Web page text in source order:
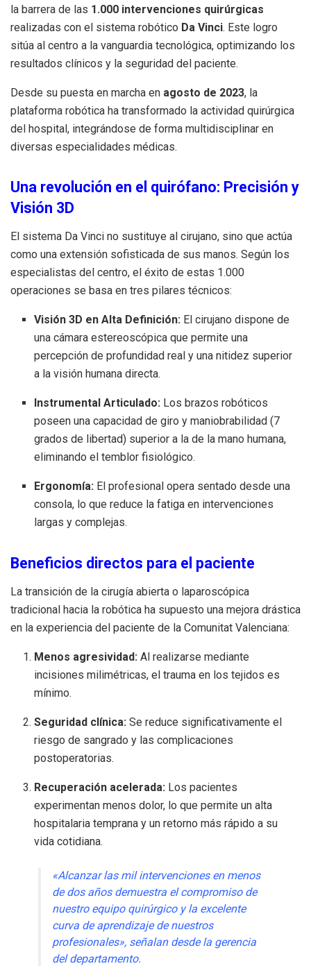
la barrera de las 1.000 intervenciones quirúrgicas
realizadas con el sistema robótico Da Vinci. Este logro
sitúa al centro a la vanguardia tecnológica, optimizando los
resultados clínicos y la seguridad del paciente.
Desde su puesta en marcha en agosto de 2023, la
plataforma robótica ha transformado la actividad quirúrgica
del hospital, integrándose de forma multidisciplinar en
diversas especialidades médicas.
Una revolución en el quirófano: Precisión y
Visión 3D
El sistema Da Vinci no sustituye al cirujano, sino que actúa
como una extensión sofisticada de sus manos. Según los
especialistas del centro, el éxito de estas 1.000
operaciones se basa en tres pilares técnicos:
Visión 3D en Alta Definición: El cirujano dispone de
una cámara estereoscópica que permite una
percepción de profundidad real y una nitidez superior
a la visión humana directa.
Instrumental Articulado: Los brazos robóticos
poseen una capacidad de giro y maniobrabilidad (7
grados de libertad) superior a la de la mano humana,
eliminando el temblor fisiológico.
Ergonomía: El profesional opera sentado desde una
consola, lo que reduce la fatiga en intervenciones
largas y complejas.
Beneficios directos para el paciente
La transición de la cirugía abierta o laparoscópica
tradicional hacia la robótica ha supuesto una mejora drástica
en la experiencia del paciente de la Comunitat Valenciana:
Menos agresividad: Al realizarse mediante
incisiones milimétricas, el trauma en los tejidos es
mínimo.
Seguridad clínica: Se reduce significativamente el
riesgo de sangrado y las complicaciones
postoperatorias.
Recuperación acelerada: Los pacientes
experimentan menos dolor, lo que permite un alta
hospitalaria temprana y un retorno más rápido a su
vida cotidiana.
«Alcanzar las mil intervenciones en menos
de dos años demuestra el compromiso de
nuestro equipo quirúrgico y la excelente
curva de aprendizaje de nuestros
profesionales», señalan desde la gerencia
del departamento.